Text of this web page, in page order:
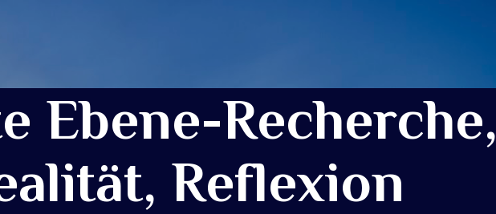
Ebene-Recherche,
Reflexion